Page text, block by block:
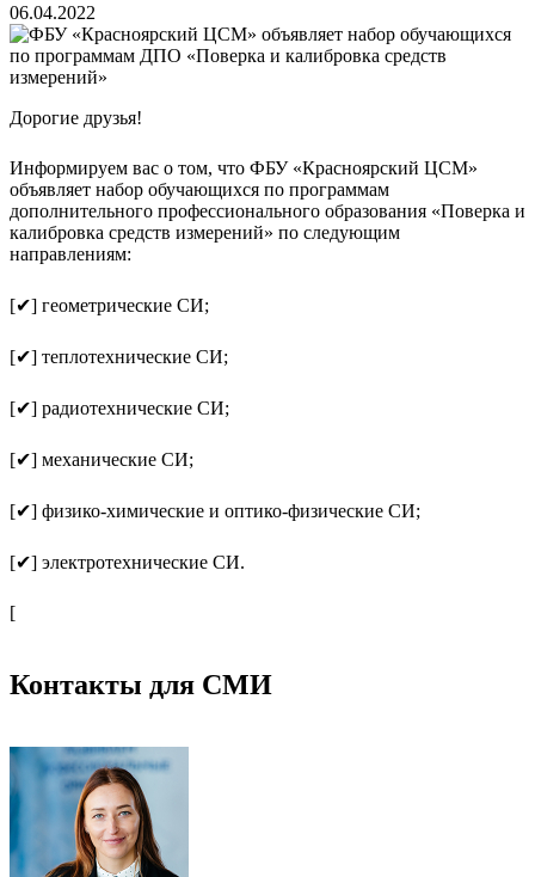
06.04.2022
Дорогие друзья!
Информируем вас о том, что ФБУ «Красноярский ЦСМ»
объявляет набор обучающихся по программам
дополнительного профессионального образования «Поверка и
калибровка средств измерений» по следующим
направлениям:
[✔] геометрические СИ;
[✔] теплотехнические СИ;
[✔] радиотехнические СИ;
[✔] механические СИ;
[✔] физико-химические и оптико-физические СИ;
[✔] электротехнические СИ.
[
Контакты для СМИ